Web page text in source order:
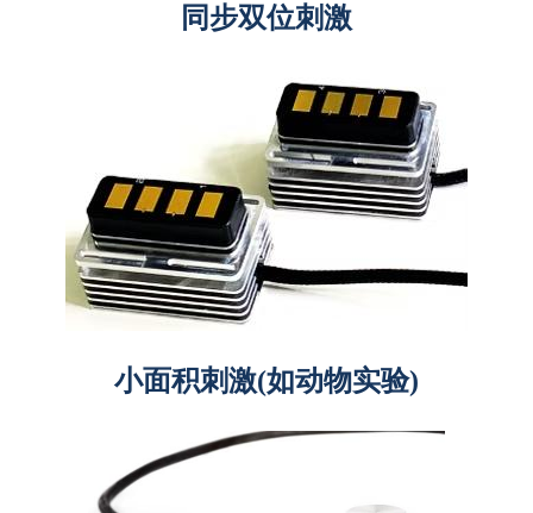
同步双位刺激
小面积刺激(如动物实验)